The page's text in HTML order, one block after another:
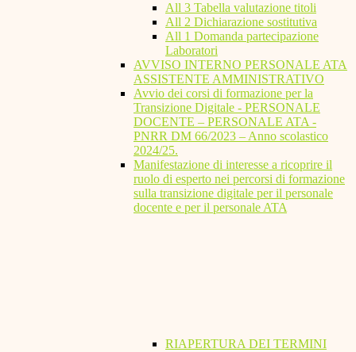
All 3 Tabella valutazione titoli
All 2 Dichiarazione sostitutiva
All 1 Domanda partecipazione
Laboratori
AVVISO INTERNO PERSONALE ATA
ASSISTENTE AMMINISTRATIVO
Avvio dei corsi di formazione per la
Transizione Digitale - PERSONALE
DOCENTE – PERSONALE ATA -
PNRR DM 66/2023 – Anno scolastico
2024/25.
Manifestazione di interesse a ricoprire il
ruolo di esperto nei percorsi di formazione
sulla transizione digitale per il personale
docente e per il personale ATA
RIAPERTURA DEI TERMINI